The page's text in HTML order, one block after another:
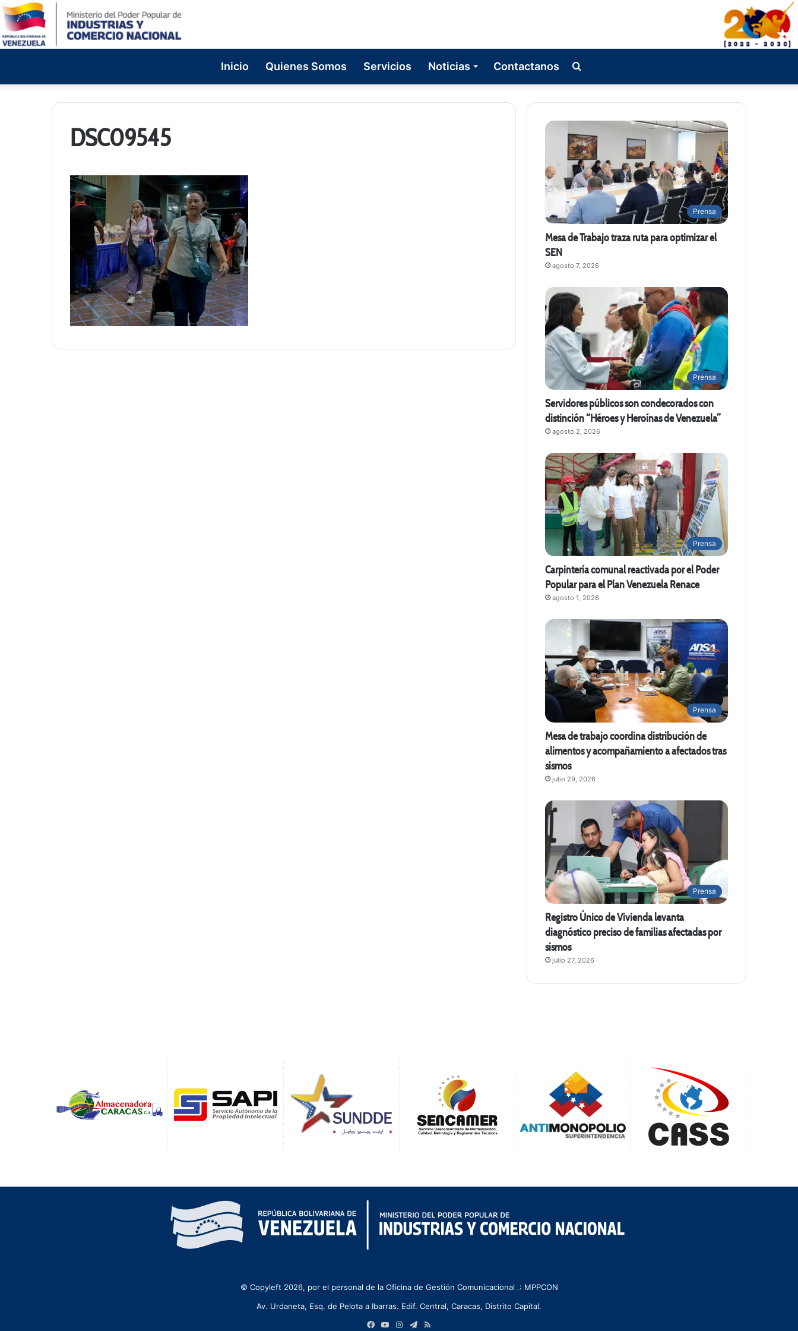
Inicio Quienes Somos Servicios Noticias Contactanos
de
DSC09545
Prensa
Mesa de Trabajo traza ruta para optimizar el
SEN
agosto 7, 2026
Prensa
Servidores públicos son condecorados con
distinción “Héroes y Heroínas de Venezuela”
agosto 2, 2026
Prensa
Carpintería comunal reactivada por el Poder
Popular para el Plan Venezuela Renace
agosto 1, 2026
Prensa
Mesa de trabajo coordina distribución de
alimentos y acompañamiento a afectados tras
sismos
julio 29, 2026
Prensa
Registro Único de Vivienda levanta
diagnóstico preciso de familias afectadas por
sismos
julio 27, 2026
© Copyleft 2026, por el personal de la Oficina de Gestión Comunicacional .: MPPCON
Av. Urdaneta, Esq. de Pelota a Ibarras. Edif. Central, Caracas, Distrito Capital.
Facebook
YouTubeInstagram
Telegram